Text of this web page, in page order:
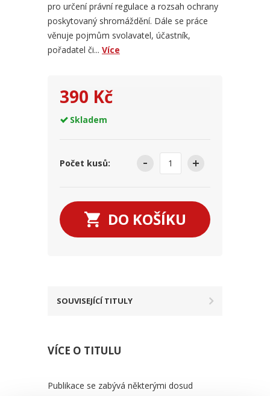
pro určení právní regulace a rozsah ochrany
poskytovaný shromáždění. Dále se práce
věnuje pojmům svolavatel, účastník,
pořadatel či... Více
390 Kč
Skladem
Počet kusů:
DO KOŠÍKU
SOUVISEJÍCÍ TITULY
VÍCE O TITULU
Publikace se zabývá některými dosud